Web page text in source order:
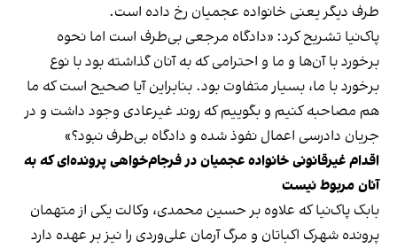
طرف دیگر یعنی خانواده عجمیان رخ داده است.
پاک‌نیا تشریح کرد: «دادگاه مرجعی بی‌طرف است اما نحوه
برخورد با آن‌ها و ما و احترامی که به آنان گذاشته بود با نوع
برخورد با ما، بسیار متفاوت بود. بنابراین آیا صحیح است که ما
هم مصاحبه کنیم و بگوییم که روند غیرعادی وجود داشت و در
جریان دادرسی اعمال نفوذ شده و دادگاه بی‌طرف نبود؟»
اقدام غیرقانونی خانواده عجمیان در فرجام‌خواهی پرونده‌ای که به
آنان مربوط نیست
بابک پاک‌نیا که علاوه بر حسین محمدی، وکالت یکی از متهمان
پرونده شهرک اکباتان و مرگ آرمان علی‌وردی را نیز بر عهده دارد